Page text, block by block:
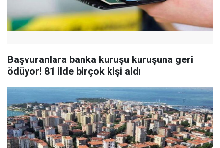
Başvuranlara banka kuruşu kuruşuna geri
ödüyor! 81 ilde birçok kişi aldı